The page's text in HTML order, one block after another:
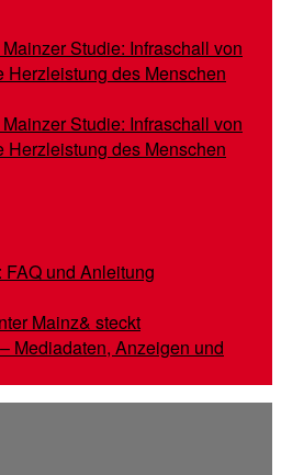
Studie: Infraschall von
Herzleistung des Menschen
Studie: Infraschall von
Herzleistung des Menschen
und Anleitung
Mainz& steckt
Mediadaten, Anzeigen und